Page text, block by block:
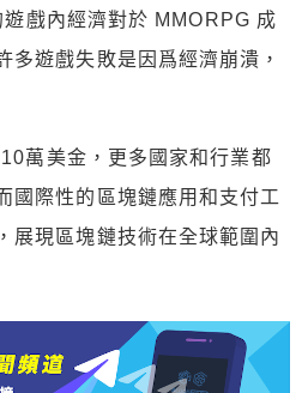
戲內經濟對於 MMORPG 成
多遊戲失敗是因爲經濟崩潰，
萬美金，更多國家和行業都
國際性的區塊鏈應用和支付工
展現區塊鏈技術在全球範圍內